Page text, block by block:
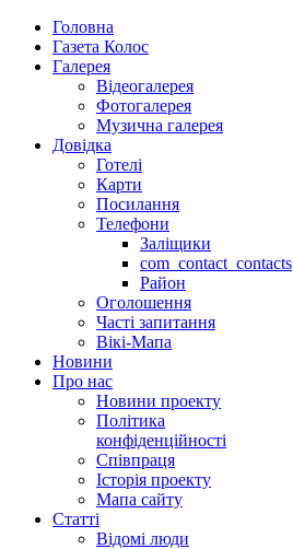
Головна
Газета Колос
Галерея
Відеогалерея
Фотогалерея
Музична галерея
Довідка
Готелі
Карти
Посилання
Телефони
Заліщики
com_contact_contacts
Район
Оголошення
Часті запитання
Вікі-Мапа
Новини
Про нас
Новини проекту
Політика
конфіденційності
Співпраця
Історія проекту
Мапа сайту
Статті
Відомі люди